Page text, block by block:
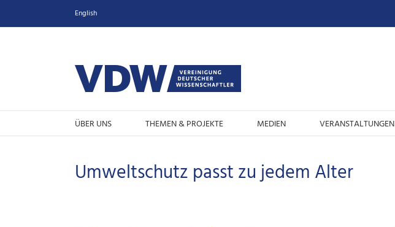
English
ÜBER UNS THEMEN & PROJEKTE MEDIEN VERANSTALTUNGEN
Umweltschutz passt zu jedem Alter